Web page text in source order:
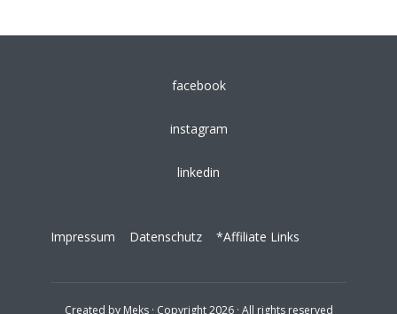
facebook
instagram
linkedin
Impressum Datenschutz *Affiliate Links
Created by Meks· Copyright 2026 · All rights reserved